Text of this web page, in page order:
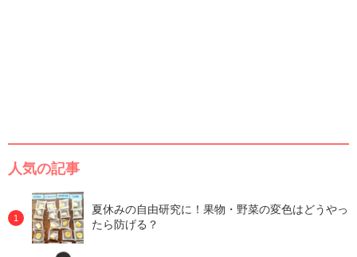
人気の記事
夏休みの自由研究に！果物・野菜の変色はどうやっ
たら防げる？